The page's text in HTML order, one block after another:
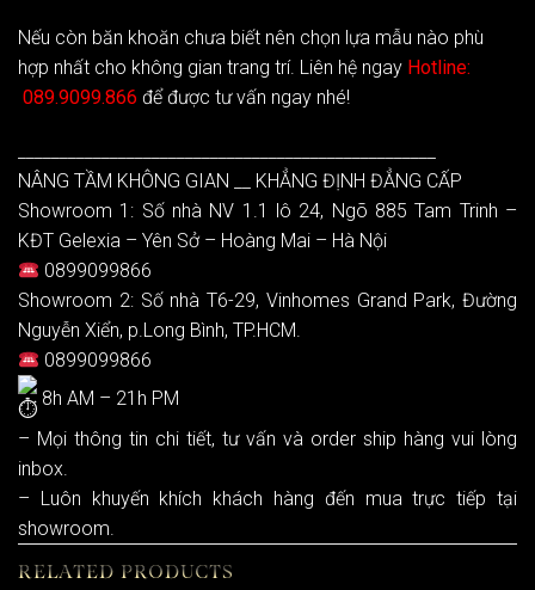
Nếu còn băn khoăn chưa biết nên chọn lựa mẫu nào phù
hợp nhất cho không gian trang trí. Liên hệ ngay Hotline:
089.9099.866 để được tư vấn ngay nhé!
NÂNG TẦM KHÔNG GIAN __ KHẲNG ĐỊNH ĐẲNG CẤP
Showroom 1: Số nhà NV 1.1 lô 24, Ngõ 885 Tam Trinh –
KĐT Gelexia – Yên Sở – Hoàng Mai – Hà Nội
0899099866
Showroom 2: Số nhà T6-29, Vinhomes Grand Park, Đường
Nguyễn Xiển, p.Long Bình, TP.HCM.
0899099866
8h AM – 21h PM
– Mọi thông tin chi tiết, tư vấn và order ship hàng vui lòng
inbox.
– Luôn khuyến khích khách hàng đến mua trực tiếp tại
showroom.
RELATED PRODUCTS